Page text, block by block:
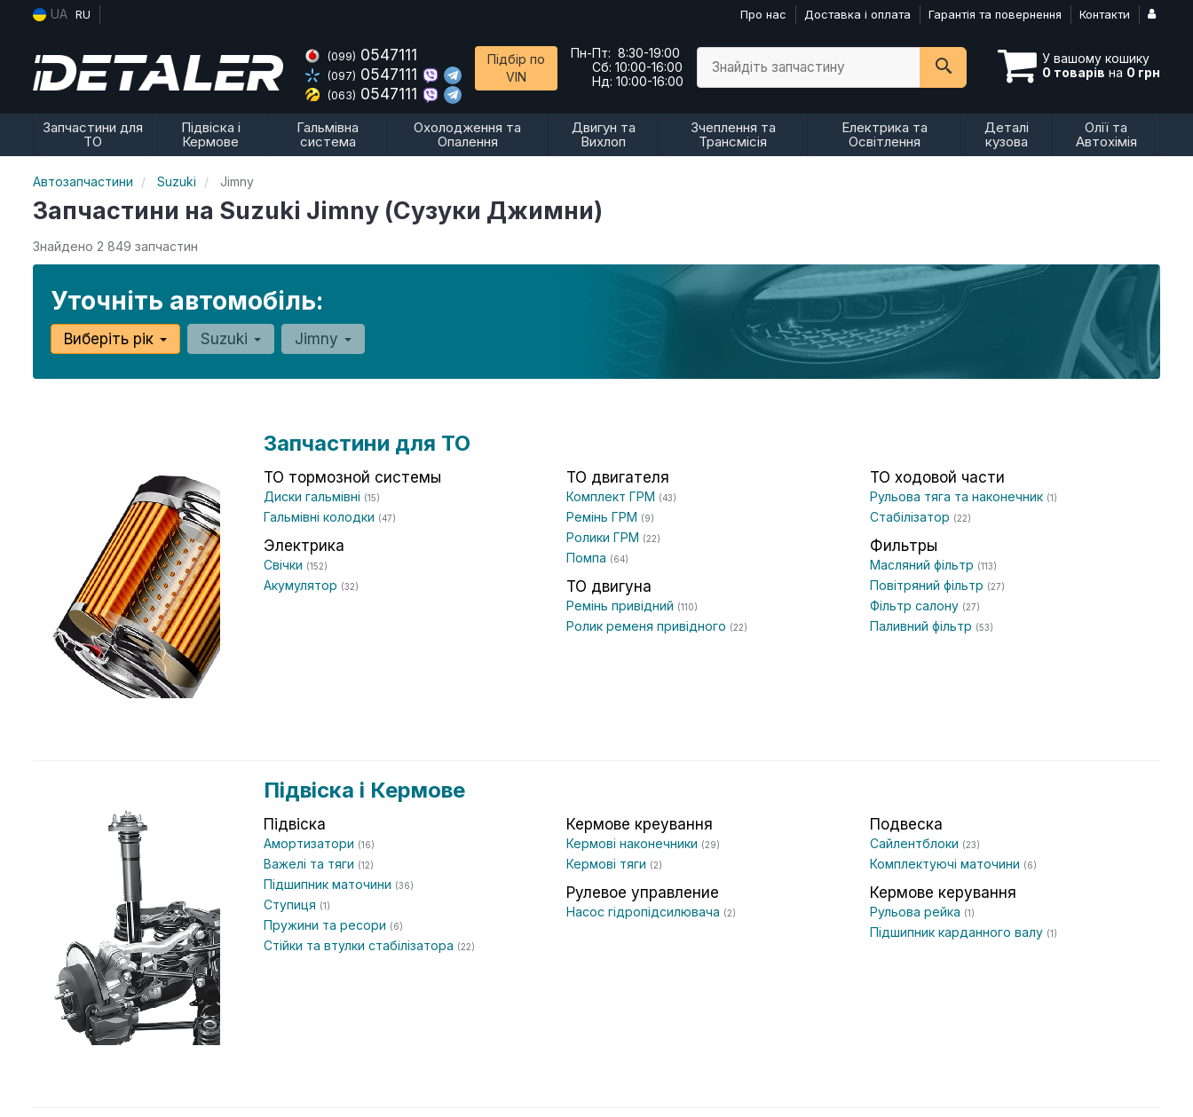
UA RU Про нас Доставка і оплата Гарантія та повернення Контакти
(099) 0547111
(097) 0547111
(063) 0547111
Підбір по
VIN
Пн-Пт: 8:30-19:00
Сб: 10:00-16:00
Нд: 10:00-16:00
У вашому кошику
0 товарів на 0 грн
Знайдіть запчастину
Запчастини для
ТО
Підвіска і
Кермове
Гальмівна
система
Охолодження та
Опалення
Двигун та
Вихлоп
Зчеплення та
Трансмісія
Електрика та
Освітлення
Деталі
кузова
Олії та
Автохімія
Автозапчастини Suzuki Jimny
Запчастини на Suzuki Jimny (Сузуки Джимни)
Знайдено 2 849 запчастин
Уточніть автомобіль:
Виберіть рік Suzuki Jimny
Запчастини для ТО
ТО тормозной системы
Диски гальмівні (15)
Гальмівні колодки (47)
ТО двигателя
Комплект ГРМ (43)
Ремінь ГРМ (9)
Ролики ГРМ (22)
Помпа (64)
ТО ходовой части
Рульова тяга та наконечник (1)
Стабілізатор (22)
Электрика
Свічки (152)
Акумулятор (32)
Фильтры
Масляний фільтр (113)
Повітряний фільтр (27)
Фільтр салону (27)
Паливний фільтр (53)
ТО двигуна
Ремінь привідний (110)
Ролик ременя привідного (22)
Підвіска і Кермове
Підвіска
Амортизатори (16)
Важелі та тяги (12)
Підшипник маточини (36)
Ступиця (1)
Пружини та ресори (6)
Стійки та втулки стабілізатора (22)
Кермове креування
Кермові наконечники (29)
Кермові тяги (2)
Подвеска
Сайлентблоки (23)
Комплектуючі маточини (6)
Рулевое управление
Насос гідропідсилювача (2)
Кермове керування
Рульова рейка (1)
Підшипник карданного валу (1)